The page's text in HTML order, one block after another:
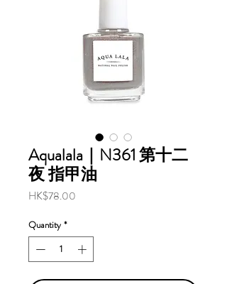
Aqualala｜N361 第十二
夜 指甲油
HK$78.00
Quantity *